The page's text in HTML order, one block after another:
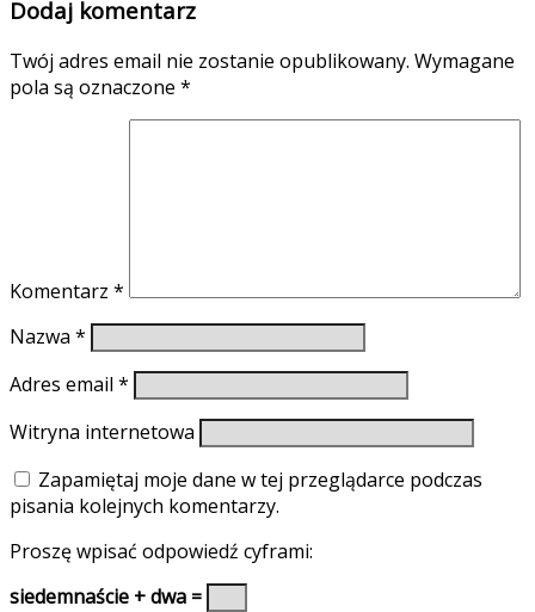
Dodaj komentarz
Twój adres email nie zostanie opublikowany. Wymagane
pola są oznaczone *
Komentarz *
Nazwa *
Adres email *
Witryna internetowa
Zapamiętaj moje dane w tej przeglądarce podczas
pisania kolejnych komentarzy.
Proszę wpisać odpowiedź cyframi:
siedemnaście + dwa =